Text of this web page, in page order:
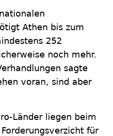
Athen bis zum
252
noch mehr.
sagte
voran, sind aber
Länder liegen beim
für